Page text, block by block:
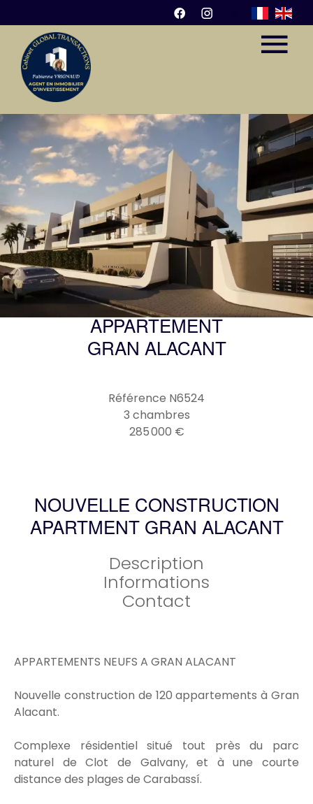
APPARTEMENT
GRAN ALACANT
Référence N6524
3 chambres
285 000 €
NOUVELLE CONSTRUCTION
APARTMENT GRAN ALACANT
Description
Informations
Contact
APPARTEMENTS NEUFS A GRAN ALACANT
Nouvelle construction de 120 appartements à Gran
Alacant.
Complexe résidentiel situé tout près du parc
naturel de Clot de Galvany, et à une courte
distance des plages de Carabassí.